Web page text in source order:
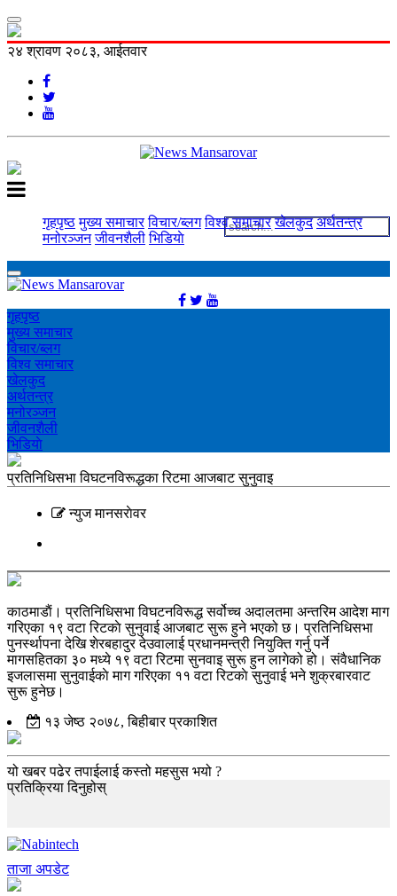
२४ श्रावण २०८३, आईतवार
गृहपृष्ठ मुख्य समाचार विचार/ब्लग विश्व समाचार खेलकुद अर्थतन्त्र
मनोरञ्‍जन जीवनशैली भिडियाे
गृहपृष्ठ
मुख्य समाचार
विचार/ब्लग
विश्व समाचार
खेलकुद
अर्थतन्त्र
मनोरञ्‍जन
जीवनशैली
भिडियाे
प्रतिनिधिसभा विघटनविरूद्धका रिटमा आजबाट सुनुवाइ
न्युज मानसराेवर
काठमाडाैं। प्रतिनिधिसभा विघटनविरूद्ध सर्वोच्च अदालतमा अन्तरिम आदेश माग
गरिएका १९ वटा रिटकाे सुनुवाई आजबाट सुरू हुने भएको छ। प्रतिनिधिसभा
पुनर्स्थापना देखि शेरबहादुर देउवालाई प्रधानमन्त्री नियुक्ति गर्नु पर्ने
मागसहितका ३० मध्ये १९ वटा रिटमा सुनवाइ सुरू हुन लागेको हो। संवैधानिक
इजलासमा सुनुवाईकाे माग गरिएका ११ वटा रिटकाे सुनुवाई भने शुक्रबारवाट
सुरू हुनेछ।
१३ जेष्ठ २०७८, बिहीबार प्रकाशित
यो खबर पढेर तपाईलाई कस्तो महसुस भयो ?
प्रतिक्रिया दिनुहोस्
ताजा अपडेट